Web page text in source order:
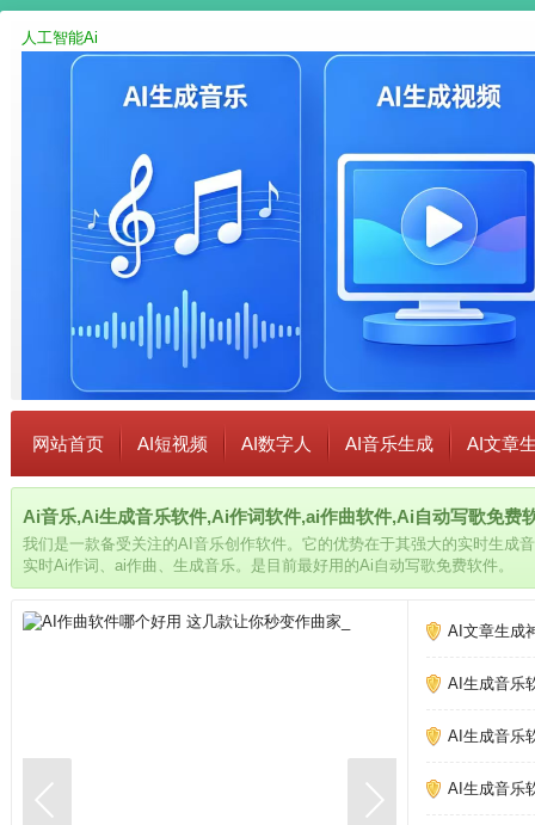
人工智能Ai
网站首页 AI短视频 AI数字人 AI音乐生成 AI文章
Ai音乐,Ai生成音乐软件,Ai作词软件,ai作曲软件,Ai自动写歌免费
我们是一款备受关注的AI音乐创作软件。它的优势在于其强大的实时生成
实时Ai作词、ai作曲、生成音乐。是目前最好用的Ai自动写歌免费软件。
AI文章生成
AI生成音乐
AI生成音乐
AI生成音乐